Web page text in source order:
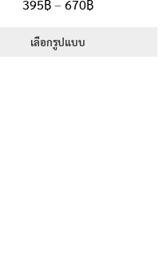
5.00
ตั้งแต่
395฿ – 670฿Price
เลือกรูปแบบ